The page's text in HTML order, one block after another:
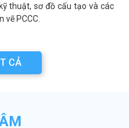
thuật, sơ đồ cấu tạo và các
PCCC.
CẢ